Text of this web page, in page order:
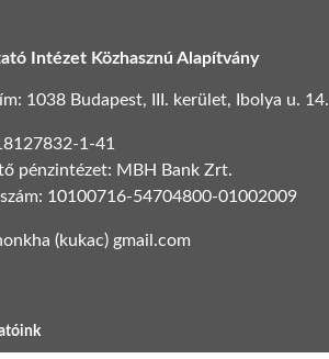
Intézet Közhasznú Alapítvány
1038 Budapest, III. kerület, Ibolya u. 14.
1-41
pénzintézet: MBH Bank Zrt.
10100716-54704800-01002009
(kukac) gmail.com